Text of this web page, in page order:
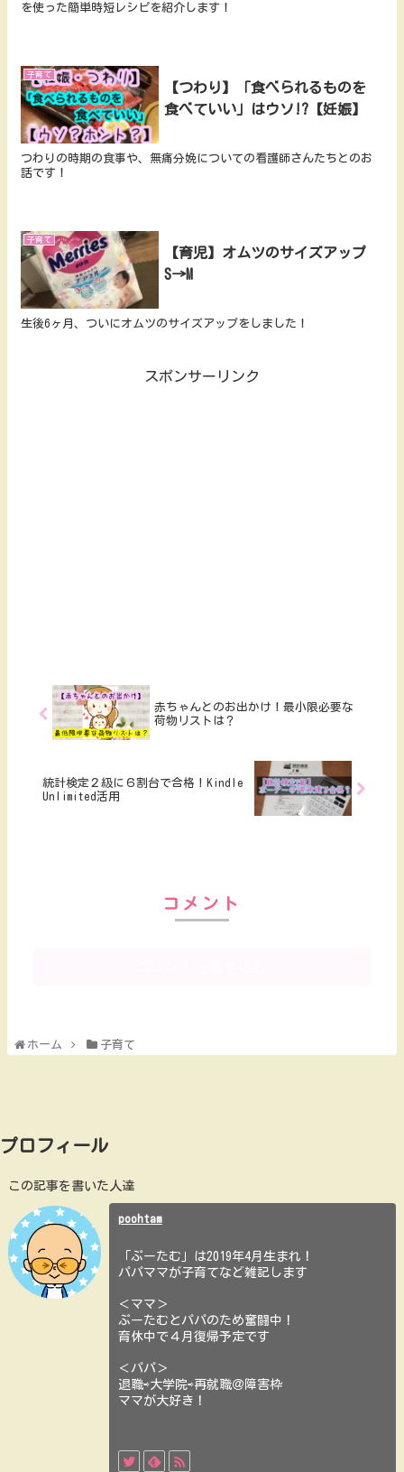
を使った簡単時短レシピを紹介します！
子育て
【つわり】「食べられるものを
食べていい」はウソ!?【妊娠】
つわりの時期の食事や、無痛分娩についての看護師さんたちとのお
話です！
子育て
【育児】オムツのサイズアップ
S→M
生後6ヶ月、ついにオムツのサイズアップをしました！
スポンサーリンク
赤ちゃんとのお出かけ！最小限必要な
荷物リストは？
統計検定２級に６割台で合格！Kindle
Unlimited活用
コメント
ホーム 子育て
プロフィール
この記事を書いた人達
poohtam
「ぷーたむ」は2019年4月生まれ！
パパママが子育てなど雑記します
＜ママ＞
ぷーたむとパパのため奮闘中！
育休中で４月復帰予定です
＜パパ＞
退職⇨大学院⇨再就職＠障害枠
ママが大好き！